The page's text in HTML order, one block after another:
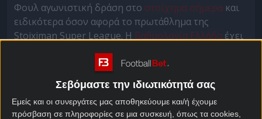
Σεβόμαστε την ιδιωτικότητά σας
Εμείς και οι συνεργάτες μας αποθηκεύουμε και/ή έχουμε
πρόσβαση σε πληροφορίες σε μια συσκευή, όπως τα cookies,
Φουλ αγωνιστική δράση στο στοίχημα σήμερα και
ειδικότερα όσον αφορά το πρωτάθλημα της
Stoiximan Super League. Η βαθμολογία Ελλάδα έχει
τελευταίες θέσεις. Κάπως έτσι, μεγάλο ενδιαφέρον
αναμένεται να έχει το Κηφισιά – Λεβαδειακός καθώς
αμφότερες οι ομάδες «ψάχνουν» το τρίποντο για
διαφορετικούς λόγους.